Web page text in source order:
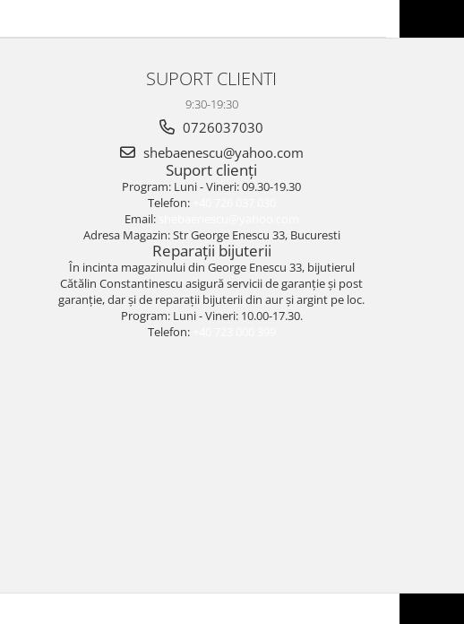
SUPORT CLIENTI
9:30-19:30
0726037030
shebaenescu@yahoo.com
Suport clienți
Program: Luni - Vineri: 09.30-19.30
Telefon:
Email:
Adresa Magazin: Str George Enescu 33, Bucuresti
Reparații bijuterii
În incinta magazinului din George Enescu 33, bijutierul
Cătălin Constantinescu asigură servicii de garanție și post
garanție, dar și de reparații bijuterii din aur și argint pe loc.
Program: Luni - Vineri: 10.00-17.30.
Telefon: